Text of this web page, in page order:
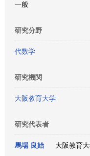
一般
研究分野
代数学
研究機関
大阪教育大学
研究代表者
馬場 良始 大阪教育